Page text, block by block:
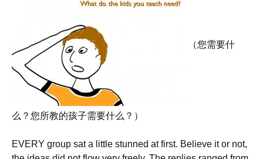
（您需要什
么？您所教的孩子需要什么？）
EVERY group sat a little stunned at first. Believe it or not,